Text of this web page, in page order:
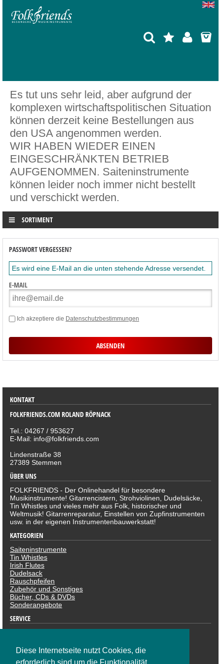
Diese Internetseite nutzt Cookies, die
Es tut uns sehr leid, aber aufgrund der
komplexen wirtschaftspolitischen Situation
können derzeit keine Bestellungen aus
den USA angenommen werden.
WIR HABEN WIEDER EINEN
EINGESCHRÄNKTEN BETRIEB
AUFGENOMMEN. Saiteninstrumente
können leider noch immer nicht bestellt
und verschickt werden.
SORTIMENT
PASSWORT VERGESSEN?
Es wird eine E-Mail an die unten stehende Adresse versendet.
E-MAIL
Ich akzeptiere die Datenschutzbestimmungen
KONTAKT
FOLKFRIENDS.COM ROLAND RÖPNACK
Tel.: 04267 / 953627
E-Mail: info@folkfriends.com
Lindenstraße 38
27389 Stemmen
ÜBER UNS
FOLKFRIENDS - Der Onlinehandel für besondere
Musikinstrumente! Gitarrencistern, Strohviolinen, Dudelsäcke,
Tin Whistles und vieles mehr aus Folk, historischer und
Weltmusik! Gitarrenreparatur, Einstellen von Zupfinstrumenten
usw. in der eigenen Instrumentenbauwerkstatt!
KATEGORIEN
Saiteninstrumente
Tin Whistles
Irish Flutes
Dudelsack
Rauschpfeifen
Zubehör und Sonstiges
Bücher, CDs & DVDs
Sonderangebote
SERVICE
Widerruf
ZAHLUNGSARTEN